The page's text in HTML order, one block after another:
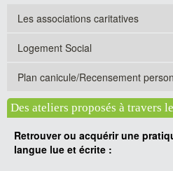
Les associations caritatives
Logement Social
Plan canicule/Recensement
Des ateliers proposés à travers
Retrouver ou acquérir une
langue lue et écrite :